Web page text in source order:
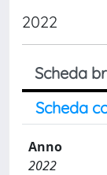
2022
Scheda
Scheda
Anno
2022